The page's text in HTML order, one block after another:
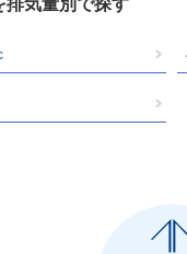
排気量別で探す